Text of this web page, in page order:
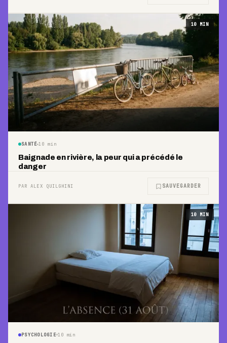
10 MIN
SANTÉ 10 min
Baignade en rivière, la peur qui a précédé le
danger
PAR ALEX QUILGHINI SAUVEGARDER
10 MIN
PSYCHOLOGIE 10 min